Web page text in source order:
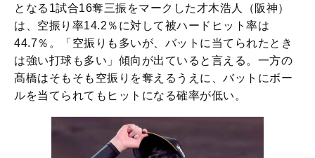
となる1試合16奪三振をマークした才木浩人（阪神）
は、空振り率14.2％に対して被ハードヒット率は
44.7％。「空振りも多いが、バットに当てられたとき
は強い打球も多い」傾向が出ていると言える。一方の
髙橋はそもそも空振りを奪えるうえに、バットにボー
ルを当てられてもヒットになる確率が低い。